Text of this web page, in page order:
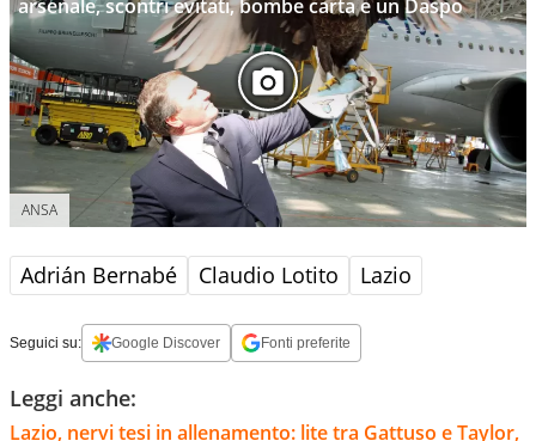
arsenale, scontri evitati, bombe carta e un Daspo
ANSA
Adrián Bernabé Claudio Lotito Lazio
Seguici su: Google Discover Fonti preferite
Leggi anche:
Lazio, nervi tesi in allenamento: lite tra Gattuso e Taylor,